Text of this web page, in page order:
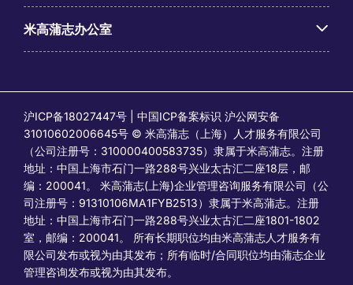
米高蒲志办公室
沪ICP备18027447号 | 中国ICP备案标识 沪公网安备
31010602006645号 © 米高蒲志（上海）人才服务有限公司
（公司注册号：310000400583735）隶属于米高蒲志。注册
地址：中国上海市石门一路288号兴业太古汇二座18层，邮
编：200041。 米高蒲志(上海)企业管理咨询服务有限公司（公
司注册号：91310106MA1FYB2513）隶属于米高蒲志。注册
地址：中国上海市石门一路288号兴业太古汇二座1801-1802
室，邮编：200041。 所有长期职位均由米高蒲志人才服务有
限公司发布或视为由其发布；所有临时/合同职位均由蒲志企业
管理咨询发布或视为由其发布。